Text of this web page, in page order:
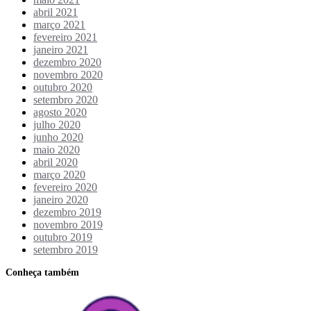
abril 2021
março 2021
fevereiro 2021
janeiro 2021
dezembro 2020
novembro 2020
outubro 2020
setembro 2020
agosto 2020
julho 2020
junho 2020
maio 2020
abril 2020
março 2020
fevereiro 2020
janeiro 2020
dezembro 2019
novembro 2019
outubro 2019
setembro 2019
Conheça também